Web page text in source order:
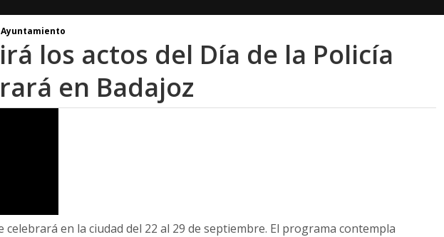
Ayuntamiento
los actos del Día de la Policía
en Badajoz
celebrará en la ciudad del 22 al 29 de septiembre. El programa contempla